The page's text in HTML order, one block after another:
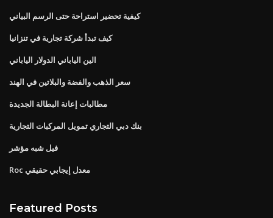
كيفية تحضير استراحة حتى الرسم البياني
كيف تبدأ شركة تجارية في تنزانيا
الين الياباني الدولار الياباني
سعر الذهب والفضة والبلاتين في الهند
مطالبات إعانة البطالة الجديدة
بنك دبي التجاري تمويل المركبات التجارية
فيل شبه مؤشر
Roc معدل إيجابي حقيقي
Featured Posts